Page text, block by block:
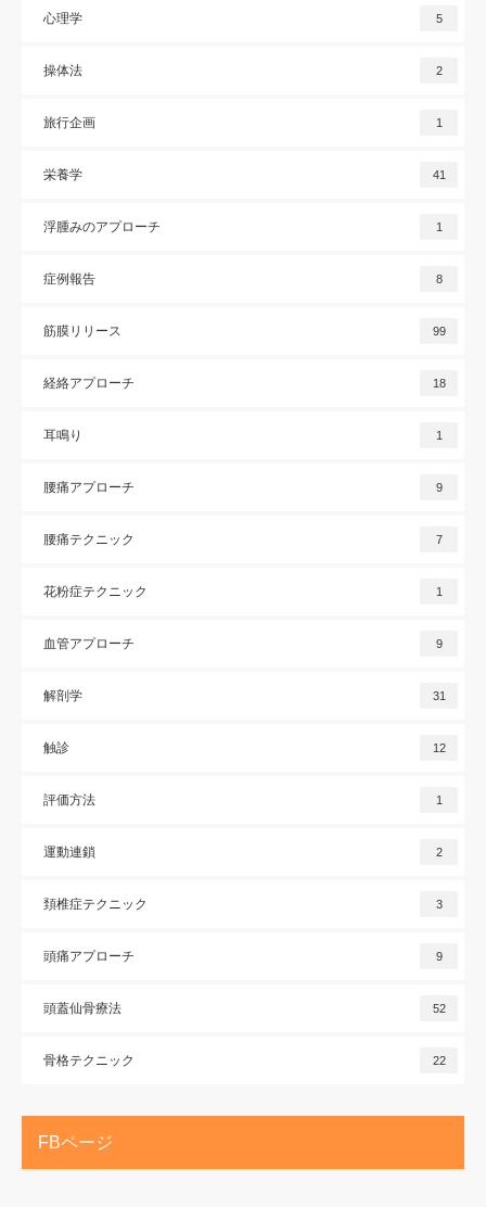
心理学 5
操体法 2
旅行企画 1
栄養学 41
浮腫みのアプローチ 1
症例報告 8
筋膜リリース 99
経絡アプローチ 18
耳鳴り 1
腰痛アプローチ 9
腰痛テクニック 7
花粉症テクニック 1
血管アプローチ 9
解剖学 31
触診 12
評価方法 1
運動連鎖 2
頚椎症テクニック 3
頭痛アプローチ 9
頭蓋仙骨療法 52
骨格テクニック 22
FBページ